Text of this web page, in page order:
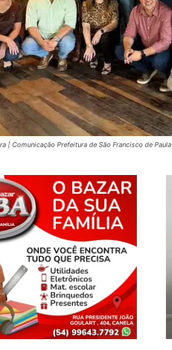
| Comunicação Prefeitura de São Francisco de Paula